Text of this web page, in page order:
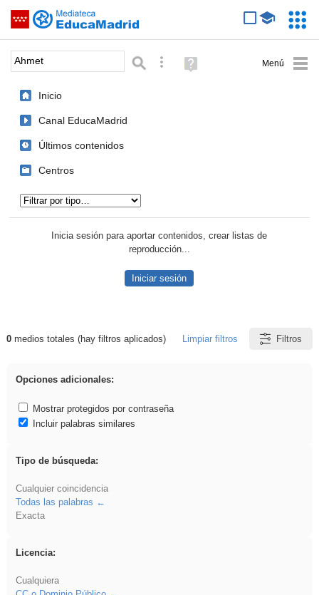
Saltar navegación
Palabra o frase: Búsqueda avanzada
Ayuda
(en
Inicio
Canal EducaMadrid
Últimos contenidos
Centros
Inicia sesión para aportar contenidos, crear listas de
reproducción...
Iniciar sesión
Resultados de: Ahmet
0medios totales (hay filtros aplicados) Limpiar filtros Filtros
Opciones adicionales:
Mostrar protegidos por contraseña
Incluir palabras similares
Tipo de búsqueda:
Cualquier coincidencia
Todas las palabras
Exacta
Licencia:
Cualquiera